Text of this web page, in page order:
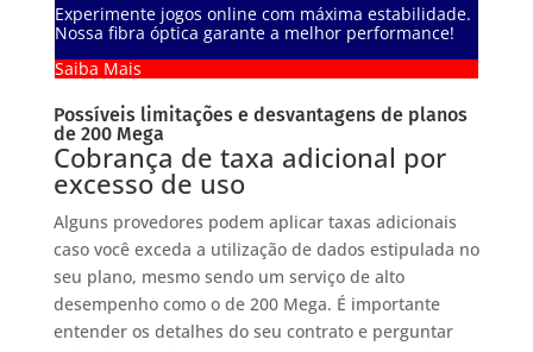
Experimente jogos online com máxima estabilidade.
Nossa fibra óptica garante a melhor performance!
Saiba Mais
Possíveis limitações e desvantagens de planos
de 200 Mega
Cobrança de taxa adicional por
excesso de uso
Alguns provedores podem aplicar taxas adicionais
caso você exceda a utilização de dados estipulada no
seu plano, mesmo sendo um serviço de alto
desempenho como o de 200 Mega. É importante
entender os detalhes do seu contrato e perguntar